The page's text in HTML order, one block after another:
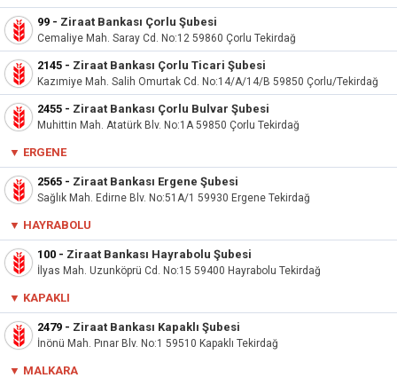
99 - Ziraat Bankası Çorlu Şubesi
Cemaliye Mah. Saray Cd. No:12 59860 Çorlu Tekirdağ
2145 - Ziraat Bankası Çorlu Ticari Şubesi
Kazımiye Mah. Salih Omurtak Cd. No:14/A/14/B 59850 Çorlu/Tekirdağ
2455 - Ziraat Bankası Çorlu Bulvar Şubesi
Muhittin Mah. Atatürk Blv. No:1A 59850 Çorlu Tekirdağ
▼ ERGENE
2565 - Ziraat Bankası Ergene Şubesi
Sağlık Mah. Edirne Blv. No:51A/1 59930 Ergene Tekirdağ
▼ HAYRABOLU
100 - Ziraat Bankası Hayrabolu Şubesi
İlyas Mah. Uzunköprü Cd. No:15 59400 Hayrabolu Tekirdağ
▼ KAPAKLI
2479 - Ziraat Bankası Kapaklı Şubesi
İnönü Mah. Pınar Blv. No:1 59510 Kapaklı Tekirdağ
▼ MALKARA